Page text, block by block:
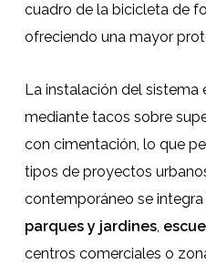
cuadro de la bicicleta de
ofreciendo una mayor
La instalación del sistema
mediante tacos sobre
con cimentación, lo que
tipos de proyectos
contemporáneo se
parques y jardines,
centros comerciales o